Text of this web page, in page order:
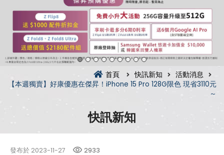
首頁 快訊新知
活動消息
【本週獨賣】好康優惠在傑昇！iPhone 15 Pro 128G限色 現省3110元
～
快訊新知
發布於 2023-11-27 2933